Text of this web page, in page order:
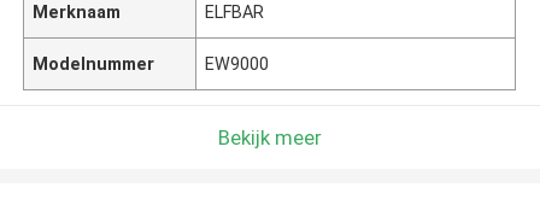
Merknaam ELFBAR
Modelnummer EW9000
Bekijk meer